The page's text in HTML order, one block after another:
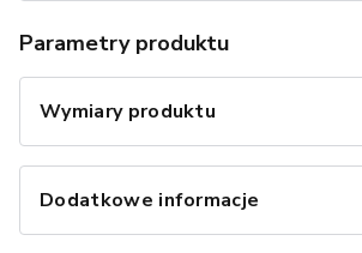
Parametry produktu
Wymiary produktu
Dodatkowe informacje